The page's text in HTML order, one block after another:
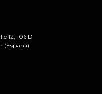
12, 106 D
(España)